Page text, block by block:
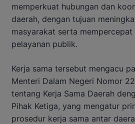
memperkuat hubungan dan
daerah, dengan tujuan
masyarakat serta mempercepat
pelayanan publik.
Kerja sama tersebut mengacu
Menteri Dalam Negeri Nomor
tentang Kerja Sama Daerah
Pihak Ketiga, yang mengatur
prosedur kerja sama antar